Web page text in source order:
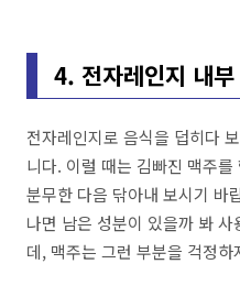
4. 전자레인지 내
전자레인지로 음식을 덥히다
니다. 이럴 때는 김빠진 맥주
분무한 다음 닦아내 보시기 바
나면 남은 성분이 있을까 봐
데, 맥주는 그런 부분을 걱정